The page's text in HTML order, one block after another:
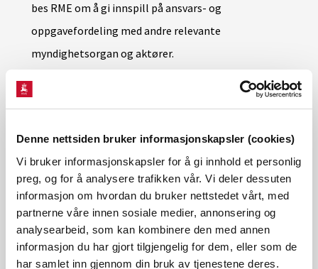
Denne nettsiden bruker informasjonskapsler (cookies)
Vi bruker informasjonskapsler for å gi innhold et personlig
preg, og for å analysere trafikken vår. Vi deler dessuten
informasjon om hvordan du bruker nettstedet vårt, med
partnerne våre innen sosiale medier, annonsering og
analysearbeid, som kan kombinere den med annen
informasjon du har gjort tilgjengelig for dem, eller som de
har samlet inn gjennom din bruk av tjenestene deres.
bes RME om å gi innspill på ansvars- og
oppgavefordeling med andre relevante
myndighetsorgan og aktører.
Hvem bør være reguleringsmyndighet til havs?
energiproduksjon til havs?
Hva bør være innholdet i og innretningen av
tilsynsrollen til havs, inkl. grensesnitt med andre
relevante myndighetsorgan og aktører?
Hvilke krav bør stilles til forsyningssikkerhet til havs,